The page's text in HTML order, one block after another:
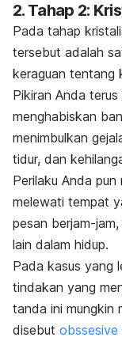
2. Tahap 2:
Pada tahap
tersebut adalah
keraguan tentang
Pikiran Anda
menghabiskan
menimbulkan
tidur, dan
Perilaku Anda
melewati tempat
pesan berjam-
lain dalam hidup.
Pada kasus yang
tindakan yang
tanda ini mungkin
disebut